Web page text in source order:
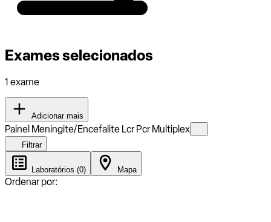
Exames selecionados
1 exame
Adicionar mais
Painel Meningite/Encefalite Lcr Pcr Multiplex
Filtrar
Laboratórios (0) Mapa
Ordenar por: